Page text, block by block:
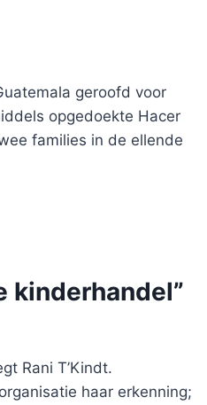
geroofd voor
opgedoekte Hacer
families in de ellende
kinderhandel”
Rani T’Kindt.
haar erkenning;